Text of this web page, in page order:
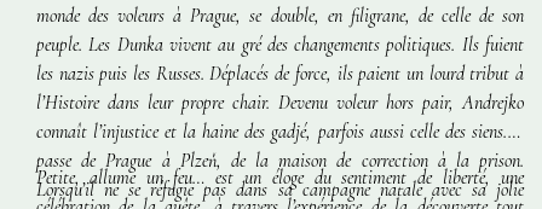
monde des voleurs à Prague, se double, en filigrane, de celle de son
peuple. Les Dunka vivent au gré des changements politiques. Ils fuient
les nazis puis les Russes. Déplacés de force, ils paient un lourd tribut à
l’Histoire dans leur propre chair. Devenu voleur hors pair, Andrejko
connaît l’injustice et la haine des gadjé, parfois aussi celle des siens. Il
passe de Prague à Plzeň, de la maison de correction à la prison.
Lorsqu’il ne se réfugie pas dans sa campagne natale avec sa jolie
Petite, allume un feu… est un éloge du sentiment de liberté, une